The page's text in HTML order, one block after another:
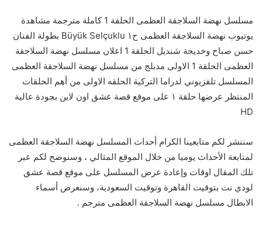
مسلسل نهضة السلاجقة العظمى الحلقة 1 كاملة مترجمة مشاهدة
يوتيوب نهضة السلاجقة العظمى ح١ Büyük Selçuklu بطولة الفنان
حسن صباح وخديجة شنديل الحلقة 1 اعلان مسلسل نهضة السلاجقة
العظمى الحلقة 1 الاولى مدبلج من مسلسل نهضة السلاجقة العظمى
المسلسل تلفزيوني لدراما التركية الحلقه الاولى من أهم الحلقات
المنتظر عرضها حلقة ١ على موقع قصة عشق اون لاين بجودة عالية
HD
سننشر لكم متابعينا الكرام أحداث المسلسل نهضة السلاجقة العظمى
لمتابعة الأحداث يوميا من خلال الموقع المثالي ، وسنوضح لكم عبر
تلك المقال اوقات وإعادة عرض المسلسل على موقع قصة عشق
لودي نت بتوقيت القاهرة وتوقيت السعودية، وسنعرض أسماء
الابطال مسلسل نهضة السلاجقة العظمى مترجم .